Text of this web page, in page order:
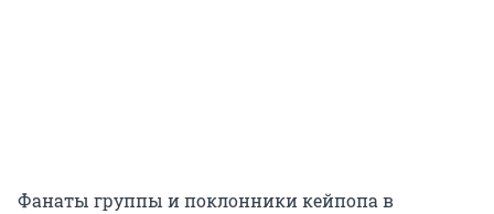
Фанаты группы и поклонники кейпопа в